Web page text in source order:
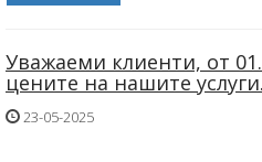
Уважаеми клиенти, oт
цените на нашите услуги.
23-05-2025